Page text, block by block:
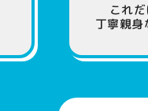
これ
丁寧親